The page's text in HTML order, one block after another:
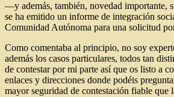
—y además, también, novedad importante,
se ha emitido un informe de integración
Comunidad Autónoma para una solicitud
Como comentaba al principio, no soy
además los casos particulares, todos tan
de contestar por mi parte así que os listo a
enlaces y direcciones donde podéis
mayor seguridad de contestación fiable que